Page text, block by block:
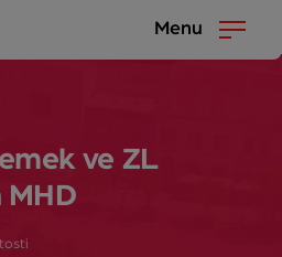
Menu
ve ZL